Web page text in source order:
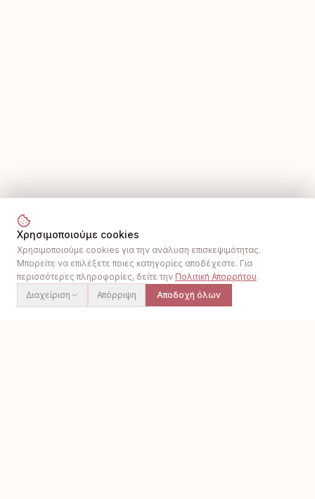
Χρησιμοποιούμε cookies
Χρησιμοποιούμε cookies για την ανάλυση επισκεψιμότητας.
Μπορείτε να επιλέξετε ποιες κατηγορίες αποδέχεστε. Για
περισσότερες πληροφορίες, δείτε την Πολιτική Απορρήτου.
Διαχείριση
Απόρριψη Αποδοχή όλων